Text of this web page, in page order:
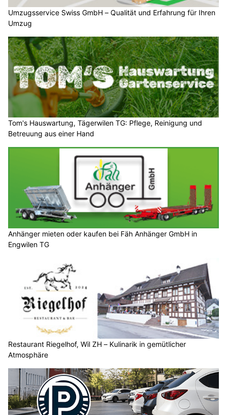
Umzugsservice Swiss GmbH – Qualität und Erfahrung für Ihren
Umzug
Tom's Hauswartung, Tägerwilen TG: Pflege, Reinigung und
Betreuung aus einer Hand
Anhänger mieten oder kaufen bei Fäh Anhänger GmbH in
Engwilen TG
Restaurant Riegelhof, Wil ZH – Kulinarik in gemütlicher
Atmosphäre